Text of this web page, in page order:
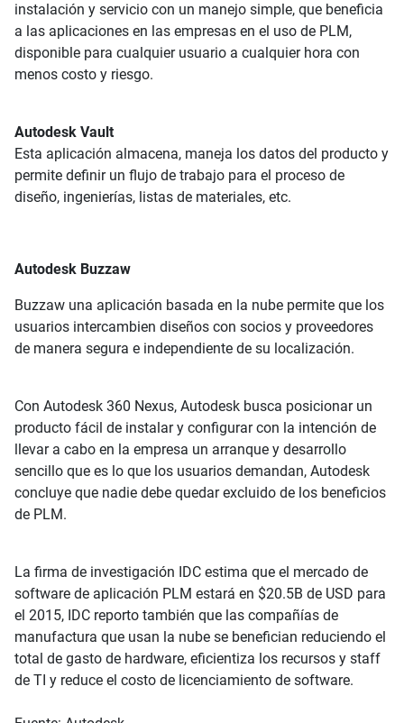
instalación y servicio con un manejo simple, que beneficia
a las aplicaciones en las empresas en el uso de PLM,
disponible para cualquier usuario a cualquier hora con
menos costo y riesgo.
Autodesk Vault
Esta aplicación almacena, maneja los datos del producto y
permite definir un flujo de trabajo para el proceso de
diseño, ingenierías, listas de materiales, etc.
Autodesk Buzzaw
Buzzaw una aplicación basada en la nube permite que los
usuarios intercambien diseños con socios y proveedores
de manera segura e independiente de su localización.
Con Autodesk 360 Nexus, Autodesk busca posicionar un
producto fácil de instalar y configurar con la intención de
llevar a cabo en la empresa un arranque y desarrollo
sencillo que es lo que los usuarios demandan, Autodesk
concluye que nadie debe quedar excluido de los beneficios
de PLM.
La firma de investigación IDC estima que el mercado de
software de aplicación PLM estará en $20.5B de USD para
el 2015, IDC reporto también que las compañías de
manufactura que usan la nube se benefician reduciendo el
total de gasto de hardware, eficientiza los recursos y staff
de TI y reduce el costo de licenciamiento de software.